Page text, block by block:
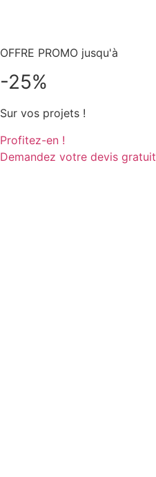
OFFRE PROMO jusqu'à
-25%
Sur vos projets !
Profitez-en !
Demandez votre devis gratuit